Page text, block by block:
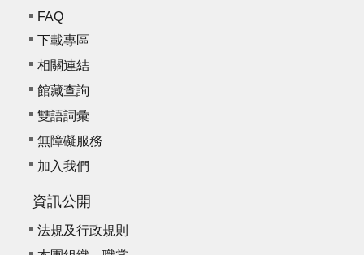
FAQ
下載專區
相關連結
館藏查詢
雙語詞彙
無障礙服務
加入我們
資訊公開
法規及行政規則